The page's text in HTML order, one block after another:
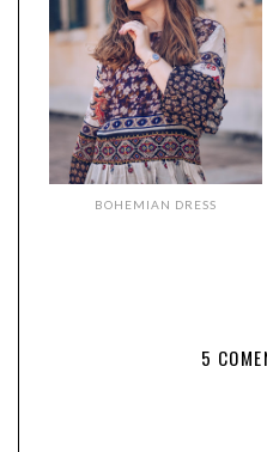
BOHEMIAN DRESS
5